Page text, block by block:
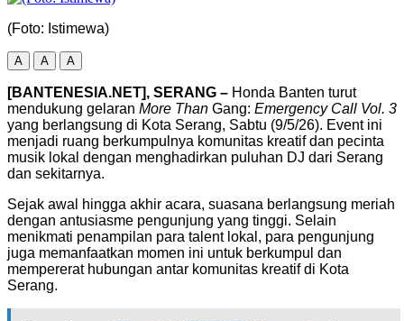
(Foto: Istimewa)
A A A
[BANTENESIA.NET], SERANG – Honda Banten turut
mendukung gelaran More Than Gang: Emergency Call Vol. 3
yang berlangsung di Kota Serang, Sabtu (9/5/26). Event ini
menjadi ruang berkumpulnya komunitas kreatif dan pecinta
musik lokal dengan menghadirkan puluhan DJ dari Serang
dan sekitarnya.
Sejak awal hingga akhir acara, suasana berlangsung meriah
dengan antusiasme pengunjung yang tinggi. Selain
menikmati penampilan para talent lokal, para pengunjung
juga memanfaatkan momen ini untuk berkumpul dan
mempererat hubungan antar komunitas kreatif di Kota
Serang.